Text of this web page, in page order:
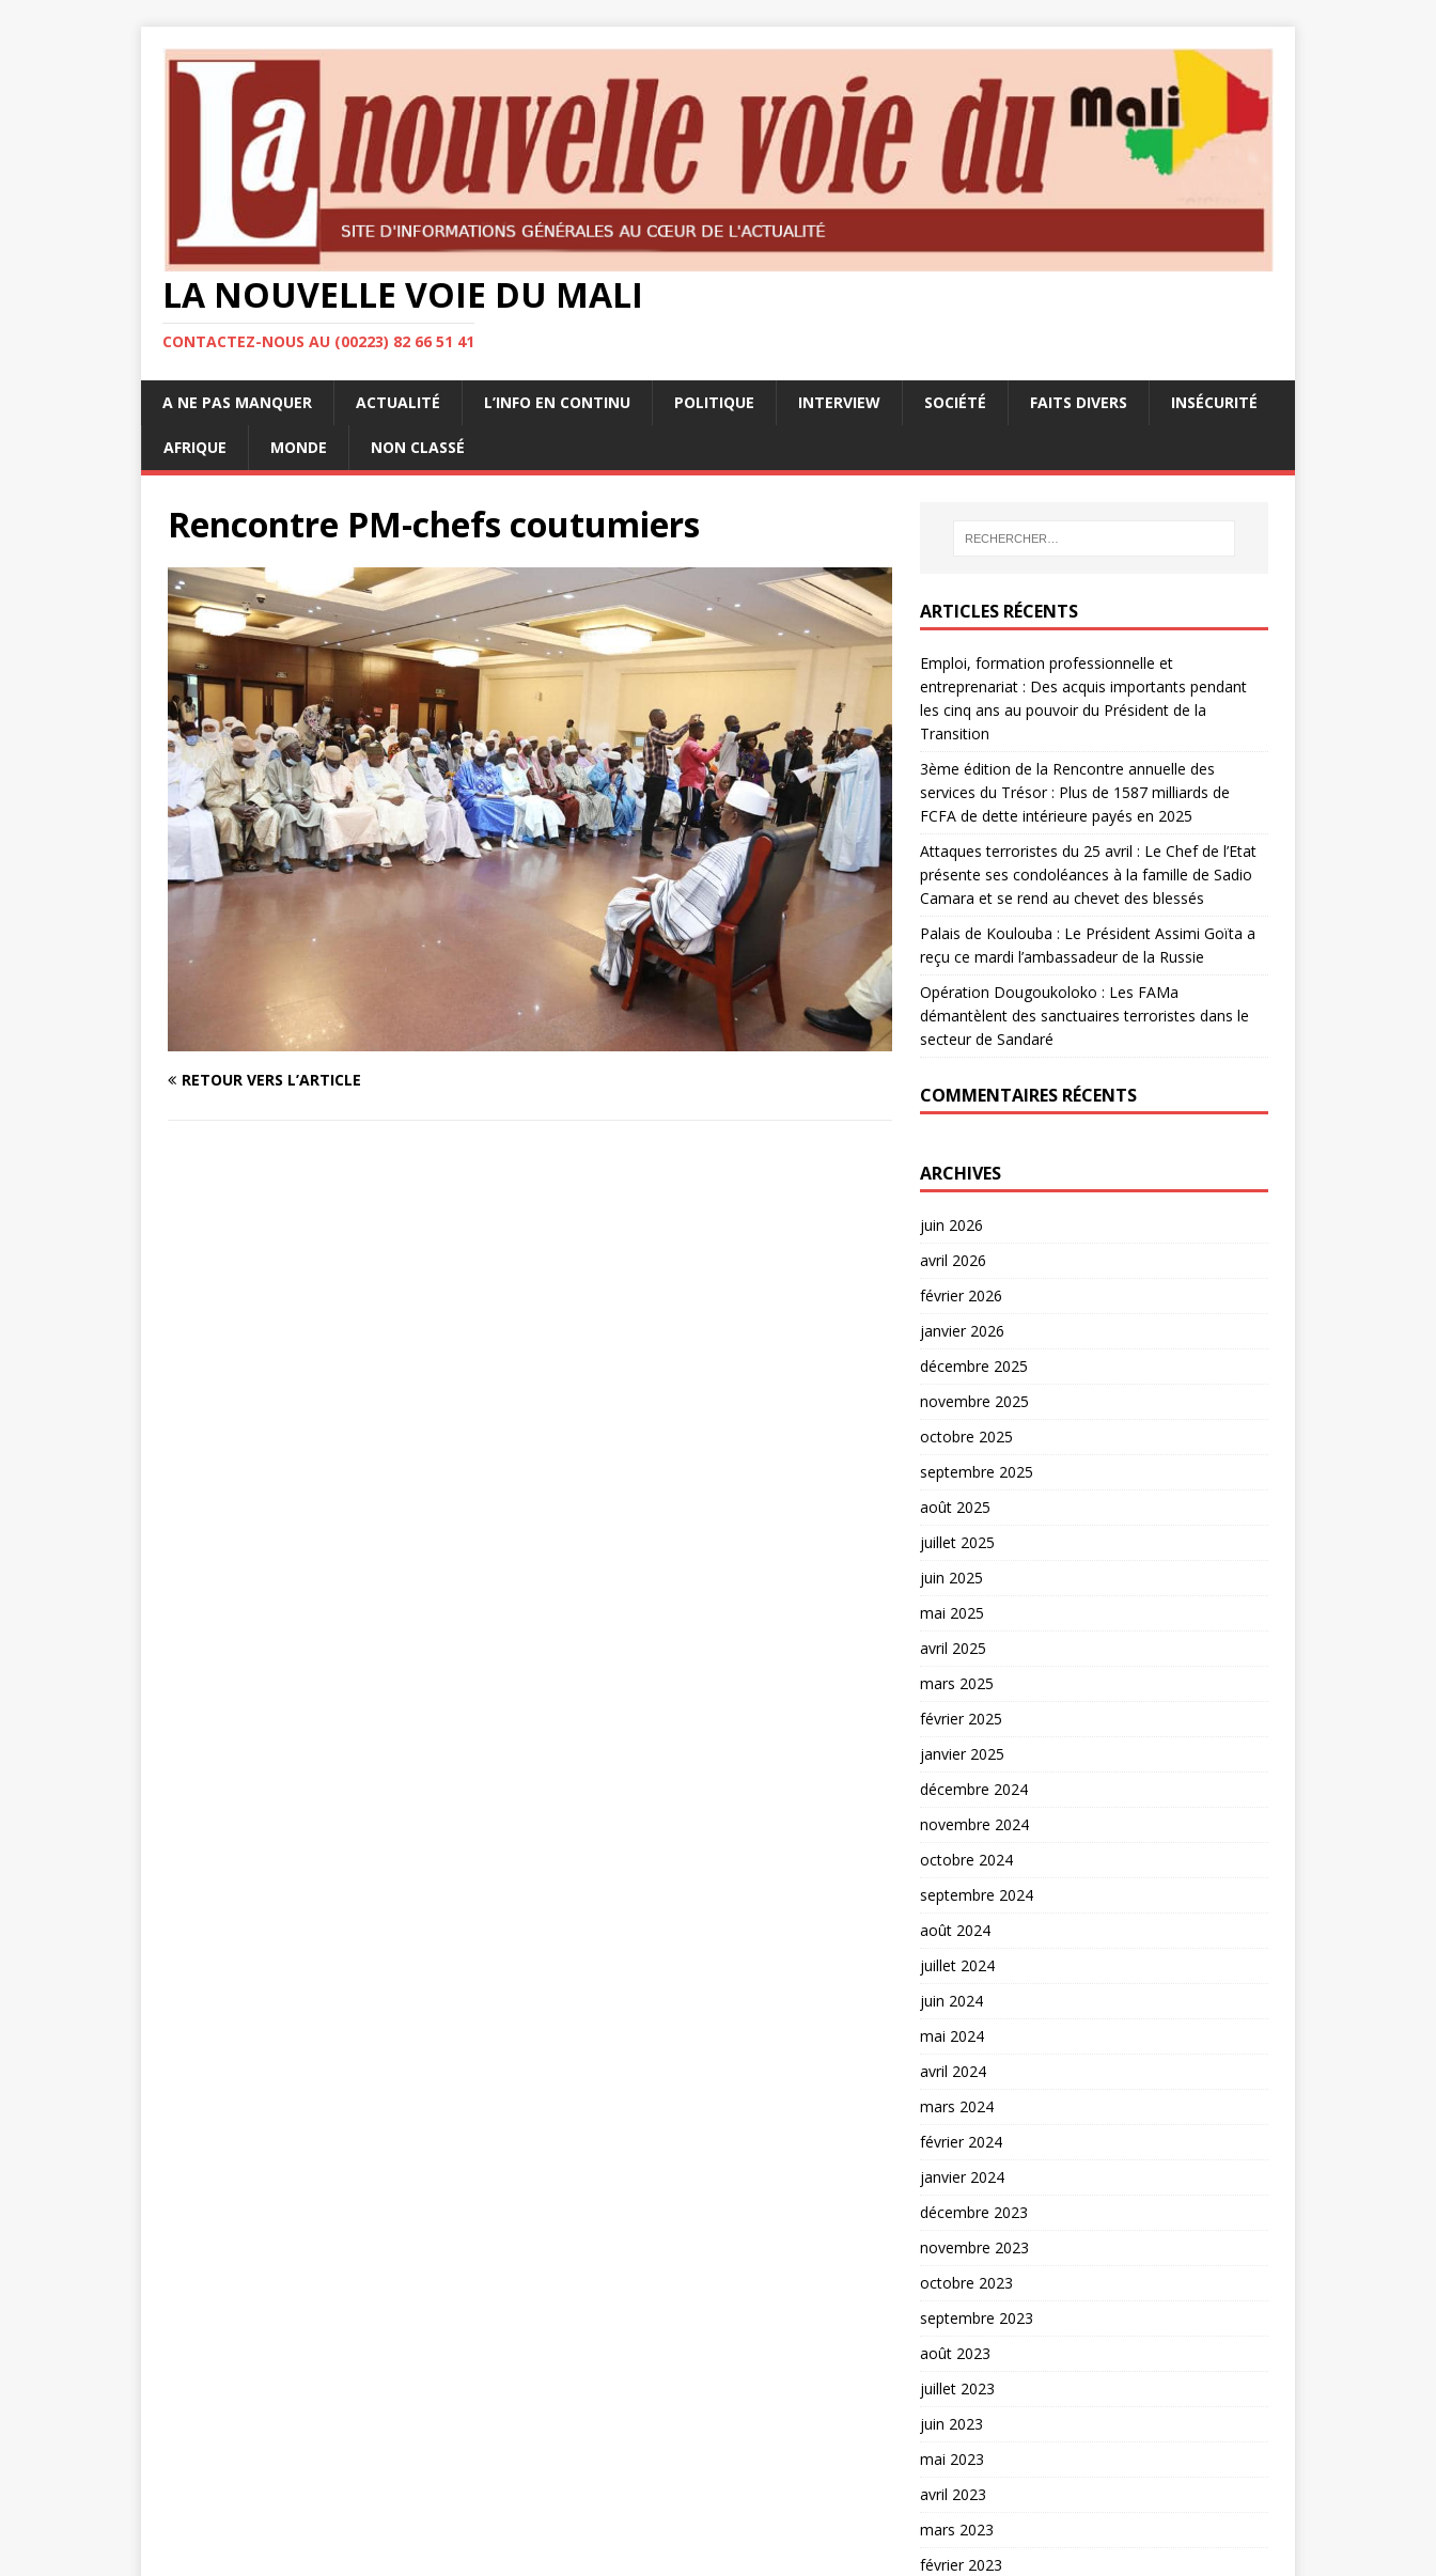
LA NOUVELLE VOIE DU MALI
CONTACTEZ-NOUS AU (00223) 82 66 51 41
A NE PAS MANQUER ACTUALITÉ L’INFO EN CONTINU POLITIQUE INTERVIEW SOCIÉTÉ FAITS DIVERS INSÉCURITÉ
AFRIQUE MONDE NON CLASSÉ
Rencontre PM-chefs coutumiers
RETOUR VERS L’ARTICLE
ARTICLES RÉCENTS
Emploi, formation professionnelle et
entreprenariat : Des acquis importants pendant
les cinq ans au pouvoir du Président de la
Transition
3ème édition de la Rencontre annuelle des
services du Trésor : Plus de 1587 milliards de
FCFA de dette intérieure payés en 2025
Attaques terroristes du 25 avril : Le Chef de l’Etat
présente ses condoléances à la famille de Sadio
Camara et se rend au chevet des blessés
Palais de Koulouba : Le Président Assimi Goïta a
reçu ce mardi l’ambassadeur de la Russie
Opération Dougoukoloko : Les FAMa
démantèlent des sanctuaires terroristes dans le
secteur de Sandaré
COMMENTAIRES RÉCENTS
ARCHIVES
juin 2026
avril 2026
février 2026
janvier 2026
décembre 2025
novembre 2025
octobre 2025
septembre 2025
août 2025
juillet 2025
juin 2025
mai 2025
avril 2025
mars 2025
février 2025
janvier 2025
décembre 2024
novembre 2024
octobre 2024
septembre 2024
août 2024
juillet 2024
juin 2024
mai 2024
avril 2024
mars 2024
février 2024
janvier 2024
décembre 2023
novembre 2023
octobre 2023
septembre 2023
août 2023
juillet 2023
juin 2023
mai 2023
avril 2023
mars 2023
février 2023